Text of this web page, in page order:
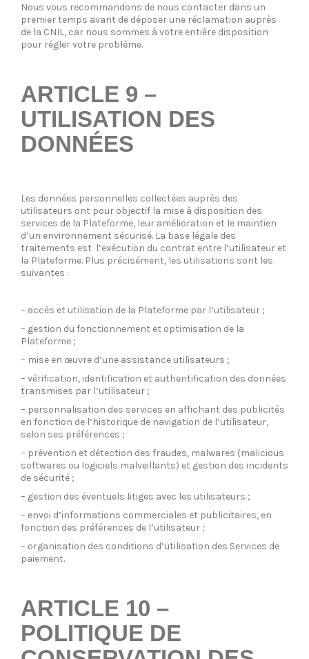
Nous vous recommandons de nous contacter dans un
premier temps avant de déposer une réclamation auprès
de la CNIL, car nous sommes à votre entière disposition
pour régler votre problème.
ARTICLE 9 –
UTILISATION DES
DONNÉES
Les données personnelles collectées auprès des
utilisateurs ont pour objectif la mise à disposition des
services de la Plateforme, leur amélioration et le maintien
d’un environnement sécurisé. La base légale des
traitements est l’exécution du contrat entre l’utilisateur et
la Plateforme. Plus précisément, les utilisations sont les
suivantes :
– accès et utilisation de la Plateforme par l’utilisateur ;
– gestion du fonctionnement et optimisation de la
Plateforme ;
– mise en œuvre d’une assistance utilisateurs ;
– vérification, identification et authentification des données
transmises par l’utilisateur ;
– personnalisation des services en affichant des publicités
en fonction de l’historique de navigation de l’utilisateur,
selon ses préférences ;
– prévention et détection des fraudes, malwares (malicious
softwares ou logiciels malveillants) et gestion des incidents
de sécurité ;
– gestion des éventuels litiges avec les utilisateurs ;
– envoi d’informations commerciales et publicitaires, en
fonction des préférences de l’utilisateur ;
– organisation des conditions d’utilisation des Services de
paiement.
ARTICLE 10 –
POLITIQUE DE